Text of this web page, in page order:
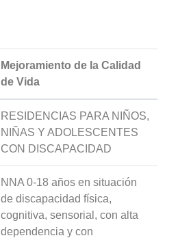
Mejoramiento de la Calidad
de Vida
RESIDENCIAS PARA NIÑOS,
NIÑAS Y ADOLESCENTES
CON DISCAPACIDAD
NNA 0-18 años en situación
de discapacidad física,
cognitiva, sensorial, con alta
dependencia y con